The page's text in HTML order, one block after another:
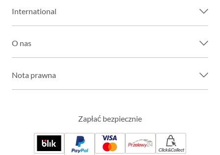
International
O nas
Nota prawna
Zapłać bezpiecznie
Click&Collect